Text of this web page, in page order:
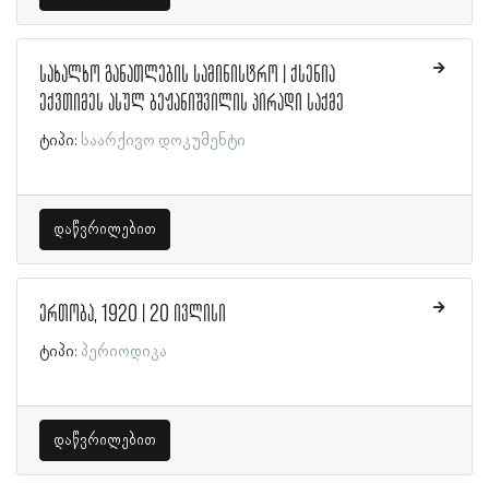
სახალხო განათლების სამინისტრო | ქსენია
ექვთიმეს ასულ ბეჟანიშვილის პირადი საქმე
ტიპი: საარქივო დოკუმენტი
დაწვრილებით
ერთობა, 1920 | 20 ივლისი
ტიპი: პერიოდიკა
დაწვრილებით